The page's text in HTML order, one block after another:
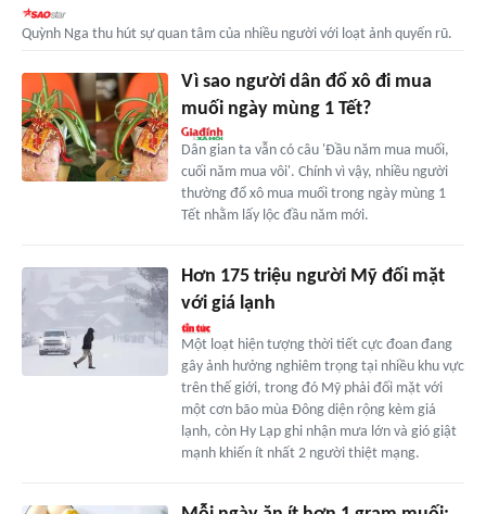
Quỳnh Nga thu hút sự quan tâm của nhiều người với loạt ảnh quyến rũ.
Vì sao người dân đổ xô đi mua
muối ngày mùng 1 Tết?
Dân gian ta vẫn có câu 'Đầu năm mua muối,
cuối năm mua vôi'. Chính vì vậy, nhiều người
thường đổ xô mua muối trong ngày mùng 1
Tết nhằm lấy lộc đầu năm mới.
Hơn 175 triệu người Mỹ đối mặt
với giá lạnh
Một loạt hiện tượng thời tiết cực đoan đang
gây ảnh hưởng nghiêm trọng tại nhiều khu vực
trên thế giới, trong đó Mỹ phải đối mặt với
một cơn bão mùa Đông diện rộng kèm giá
lạnh, còn Hy Lạp ghi nhận mưa lớn và gió giật
mạnh khiến ít nhất 2 người thiệt mạng.